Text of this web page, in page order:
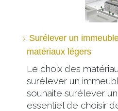
Surélever un
matériaux légers
Le choix des
surélever un
souhaite surélever
essentiel de choisir